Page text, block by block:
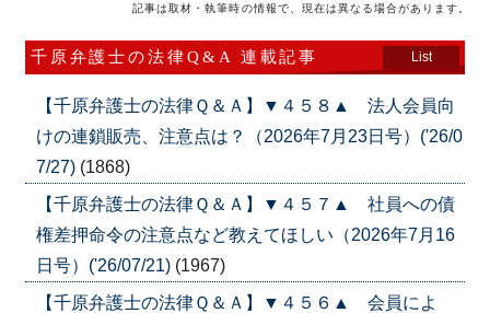
記事は取材・執筆時の情報で、現在は異なる場合があります。
千原弁護士の法律Q&A 連載記事 List
【千原弁護士の法律Ｑ＆Ａ】▼４５８▲ 法人会員向
けの連鎖販売、注意点は？（2026年7月23日号）('26/0
7/27) (1868)
【千原弁護士の法律Ｑ＆Ａ】▼４５７▲ 社員への債
権差押命令の注意点など教えてほしい（2026年7月16
日号）('26/07/21) (1967)
【千原弁護士の法律Ｑ＆Ａ】▼４５６▲ 会員によ